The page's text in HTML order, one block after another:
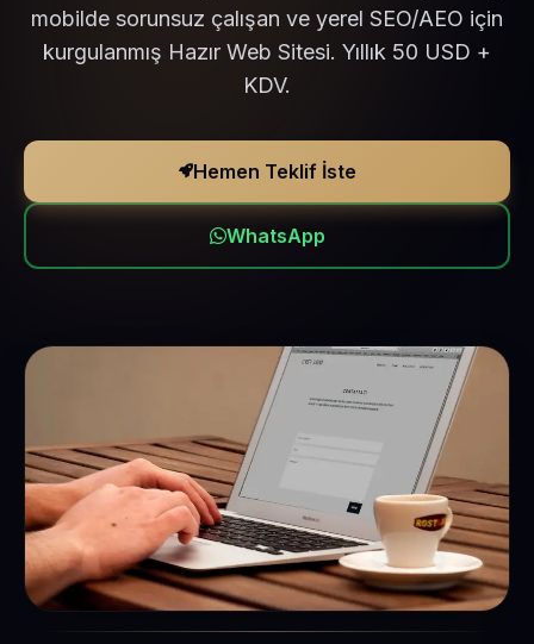
mobilde sorunsuz çalışan ve yerel SEO/AEO için
kurgulanmış Hazır Web Sitesi. Yıllık 50 USD +
KDV.
Hemen Teklif İste
WhatsApp